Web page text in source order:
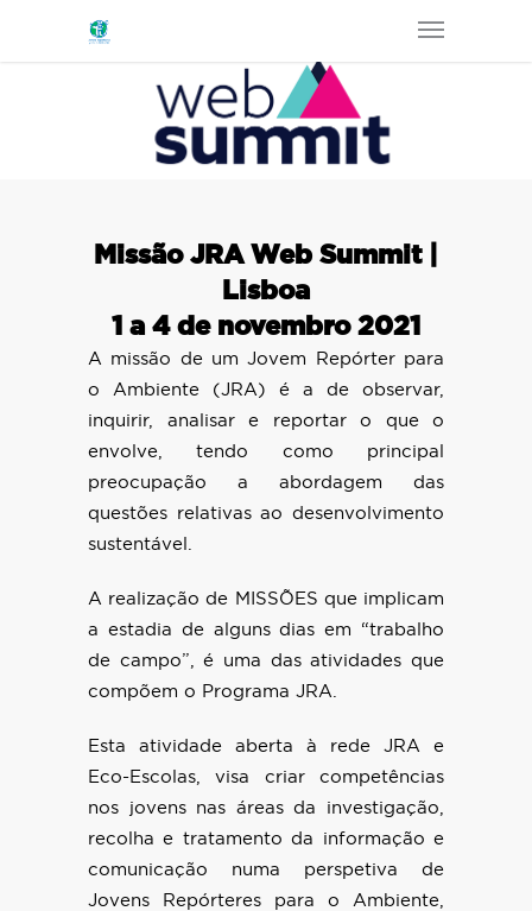
Missão JRA Web Summit |
Lisboa
1 a 4 de novembro 2021
A missão de um Jovem Repórter para
o Ambiente (JRA) é a de observar,
inquirir, analisar e reportar o que o
envolve, tendo como principal
preocupação a abordagem das
questões relativas ao desenvolvimento
sustentável.
A realização de MISSÕES que implicam
a estadia de alguns dias em “trabalho
de campo”, é uma das atividades que
compõem o Programa JRA.
Esta atividade aberta à rede JRA e
Eco-Escolas, visa criar competências
nos jovens nas áreas da investigação,
recolha e tratamento da informação e
comunicação numa perspetiva de
Jovens Repórteres para o Ambiente,